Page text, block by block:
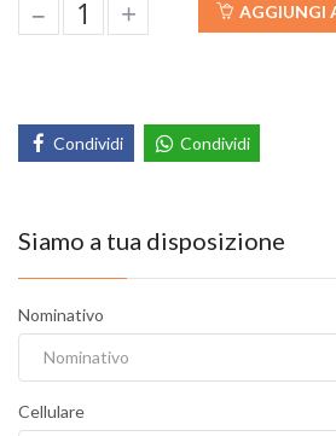
– + AGGIUNGI
Condividi Condividi
Siamo a tua disposizione
Nominativo
Cellulare